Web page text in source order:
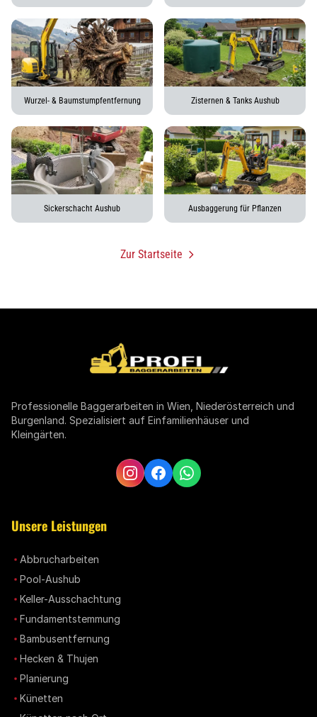
Wurzel- & Baumstumpfentfernung Zisternen & Tanks Aushub
Sickerschacht Aushub Ausbaggerung für Pflanzen
Zur Startseite
Professionelle Baggerarbeiten in Wien, Niederösterreich und
Burgenland. Spezialisiert auf Einfamilienhäuser und
Kleingärten.
Unsere Leistungen
Abbrucharbeiten
Pool-Aushub
Keller-Ausschachtung
Fundamentstemmung
Bambusentfernung
Hecken & Thujen
Planierung
Künetten